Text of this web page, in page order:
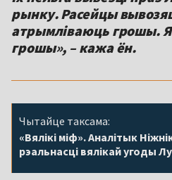
рынку. Расейцы
атрымліваюць грошы.
грошы», – кажа ён.
Чытайце таксама:
«Вялікі міф». Аналітык
рэальнасці вялікай угоды